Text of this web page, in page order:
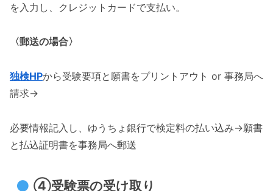
を入力し、クレジットカードで支払い。
〈郵送の場合〉
独検HPから受験要項と願書をプリントアウト or 事務局へ
請求→
必要情報記入し、ゆうちょ銀行で検定料の払い込み→願書
と払込証明書を事務局へ郵送
④受験票の受け取り